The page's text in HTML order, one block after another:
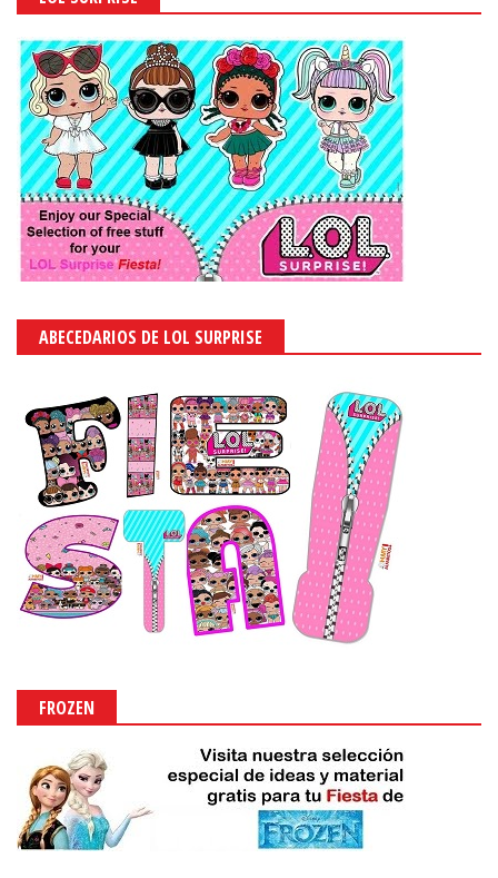
ABECEDARIOS DE LOL SURPRISE
FROZEN